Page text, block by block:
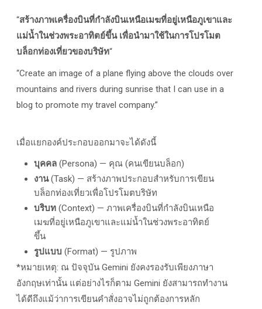
“สร้างภาพเครื่องบินที่กำลังบินเหนือเมฆที่อยู่เหนือภูเขาและ
แม่น้ำในช่วงพระอาทิตย์ขึ้น เพื่อนำมาใช้ในการโปรโมต
บล็อกท่องเที่ยวของบริษัท“
“Create an image of a plane flying above the clouds over
mountains and rivers during sunrise that I can use in a
blog to promote my travel company.”
เมื่อแยกองค์ประกอบออกมาจะได้ดังนี้
บุคคล(Persona) — คุณ (คนเขียนบล็อก)
งาน(Task) — สร้างภาพประกอบสำหรับการเขียน
บล็อกท่องเที่ยวเพื่อโปรโมตบริษัท
บริบท(Context) — ภาพเครื่องบินที่กำลังบินเหนือ
เมฆที่อยู่เหนือภูเขาและแม่น้ำในช่วงพระอาทิตย์
ขึ้น
รูปแบบ (Format) — รูปภาพ
*หมายเหตุ: ณ ปัจจุบัน Gemini ยังคงรองรับเพียงภาษา
อังกฤษเท่านั้น แต่อย่างไรก็ตาม Gemini ยังสามารถทำงาน
ได้ดีถึงแม้ว่าการเขียนคำสั่งอาจไม่ถูกต้องการหลัก